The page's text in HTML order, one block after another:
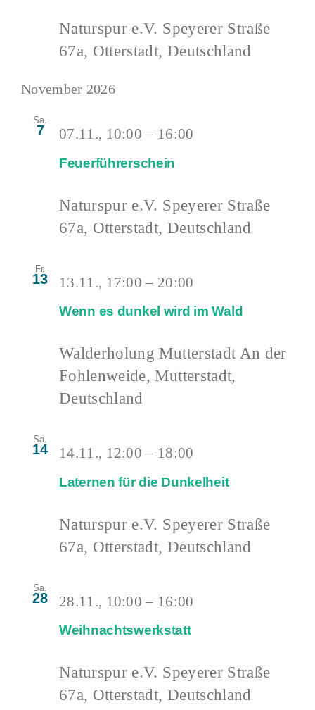
Naturspur e.V. Speyerer Straße
67a, Otterstadt, Deutschland
November 2026
Sa.
7
Feuerführerschein
07.11., 10:00 – 16:00
Naturspur e.V. Speyerer Straße
67a, Otterstadt, Deutschland
Fr.
13
Wenn es dunkel wird im Wald
13.11., 17:00 – 20:00
Walderholung Mutterstadt An der
Fohlenweide, Mutterstadt,
Deutschland
Sa.
14
Laternen für die Dunkelheit
14.11., 12:00 – 18:00
Naturspur e.V. Speyerer Straße
67a, Otterstadt, Deutschland
Sa.
28
Weihnachtswerkstatt
28.11., 10:00 – 16:00
Naturspur e.V. Speyerer Straße
67a, Otterstadt, Deutschland